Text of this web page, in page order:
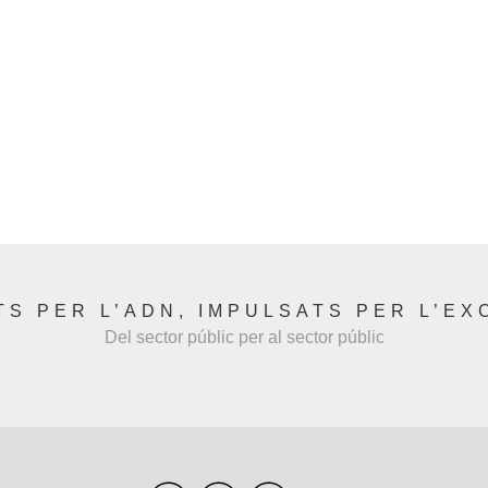
PER L’ADN, IMPULSATS PER
Del sector públic per al sector públic